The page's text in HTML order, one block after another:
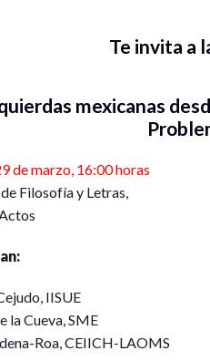
Te invita a
mexicanas
de marzo, 16:00 horas
Filosofía y Letras,
IISUE
la Cueva, SME
Roa, CEIICH-LAOMS